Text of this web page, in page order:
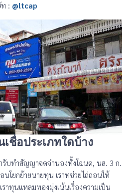
: @ltcap
ชื่อประเภทใดบ้าง
ารับทำสัญญาจดจำนองทั้งโฉนด, นส. 3 ก.
นโยกย้ายนายทุน เราทช่วยไถ่ถอนให้
าทุนแหลมทองมุ่งเน้นเรื่องความเป็น